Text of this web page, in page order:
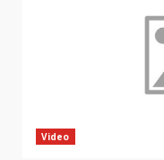
Video